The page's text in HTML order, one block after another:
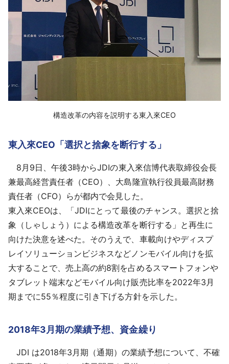
構造改革の内容を説明する東入來CEO
東入來CEO「選択と捨象を断行する」
8月9日、午後3時からJDIの東入來信博代表取締役会長
兼最高経営責任者（CEO）、大島隆宣執行役員最高財務
責任者（CFO）らが都内で会見した。
東入來CEOは、「JDIにとって最後のチャンス。選択と捨
象（しゃしょう）による構造改革を断行する」と再生に
向けた決意を述べた。そのうえで、車載向けやディスプ
レイソリューションビジネスなどノンモバイル向けを拡
大することで、売上高の約8割を占めるスマートフォンや
タブレット端末などモバイル向け販売比率を2022年3月
期までに55％程度に引き下げる方針を示した。
2018年3月期の業績予想、資金繰り
JDI は2018年3月期（通期）の業績予想について、不確